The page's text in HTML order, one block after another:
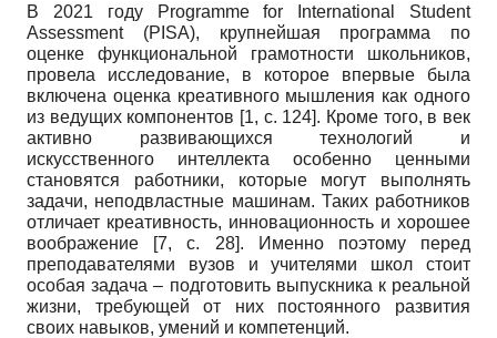
В 2021 году Programme for International Student
Assessment (PISA), крупнейшая программа по
оценке функциональной грамотности школьников,
провела исследование, в которое впервые была
включена оценка креативного мышления как одного
из ведущих компонентов [1, с. 124]. Кроме того, в век
активно развивающихся технологий и
искусственного интеллекта особенно ценными
становятся работники, которые могут выполнять
задачи, неподвластные машинам. Таких работников
отличает креативность, инновационность и хорошее
воображение [7, с. 28]. Именно поэтому перед
преподавателями вузов и учителями школ стоит
особая задача – подготовить выпускника к реальной
жизни, требующей от них постоянного развития
своих навыков, умений и компетенций.